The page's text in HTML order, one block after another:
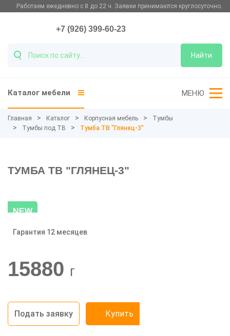
Работаем ежедневно с 8 до 22 ч. Заявки принимаются круглосуточно.
Найти
+7 (926) 399-60-23
Каталог мебели МЕНЮ
Главная Каталог Корпусная мебель
Тумбы
Тумбы под ТВ
Тумба ТВ "Глянец-3"
ТУМБА ТВ "ГЛЯНЕЦ-3"
NEW
-20%
Гарантия 12 месяцев
15880 г
Подать заявку Купить